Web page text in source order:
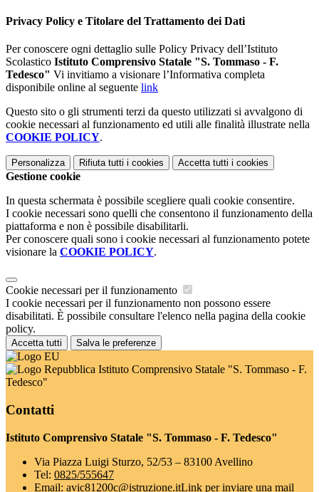
Privacy Policy e Titolare del Trattamento dei Dati
Per conoscere ogni dettaglio sulle Policy Privacy dell’Istituto
Scolastico Istituto Comprensivo Statale "S. Tommaso - F.
Tedesco" Vi invitiamo a visionare l’Informativa completa
disponibile online al seguente link
Questo sito o gli strumenti terzi da questo utilizzati si avvalgono di
cookie necessari al funzionamento ed utili alle finalità illustrate nella
COOKIE POLICY.
Personalizza Rifiuta tutti i cookies Accetta tutti i cookies
Gestione cookie
In questa schermata è possibile scegliere quali cookie consentire.
I cookie necessari sono quelli che consentono il funzionamento della
piattaforma e non è possibile disabilitarli.
Per conoscere quali sono i cookie necessari al funzionamento potete
visionare la COOKIE POLICY.
Cookie necessari per il funzionamento
I cookie necessari per il funzionamento non possono essere
disabilitati. È possibile consultare l'elenco nella pagina della cookie
policy.
Accetta tutti Salva le preferenze
Istituto Comprensivo Statale "S. Tommaso - F.
Tedesco"
Contatti
Istituto Comprensivo Statale "S. Tommaso - F. Tedesco"
Via Piazza Luigi Sturzo, 52/53 – 83100 Avellino
Tel: 0825/555647
Email: avic81200c@istruzione.itLink per inviare una mail